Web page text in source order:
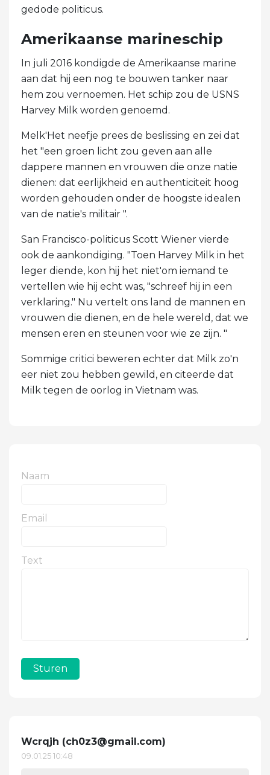
gedode politicus.
Amerikaanse marineschip
In juli 2016 kondigde de Amerikaanse marine
aan dat hij een nog te bouwen tanker naar
hem zou vernoemen. Het schip zou de USNS
Harvey Milk worden genoemd.
Melk'Het neefje prees de beslissing en zei dat
het "een groen licht zou geven aan alle
dappere mannen en vrouwen die onze natie
dienen: dat eerlijkheid en authenticiteit hoog
worden gehouden onder de hoogste idealen
van de natie's militair ".
San Francisco-politicus Scott Wiener vierde
ook de aankondiging. "Toen Harvey Milk in het
leger diende, kon hij het niet'om iemand te
vertellen wie hij echt was, "schreef hij in een
verklaring." Nu vertelt ons land de mannen en
vrouwen die dienen, en de hele wereld, dat we
mensen eren en steunen voor wie ze zijn. "
Sommige critici beweren echter dat Milk zo'n
eer niet zou hebben gewild, en citeerde dat
Milk tegen de oorlog in Vietnam was.
Naam
Email
Text
Sturen
Wcrqjh (ch0z3@gmail.com)
09.01.25 10:48